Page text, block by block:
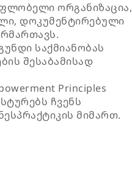
ორგანიზაცია,
დოკუმენტირებული
საქმიანობას
შესაბამისად
Principles
ჩვენს
მიმართ.